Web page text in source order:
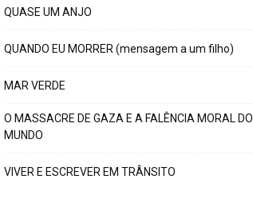
QUASE UM ANJO
QUANDO EU MORRER (mensagem a um filho)
MAR VERDE
O MASSACRE DE GAZA E A FALÊNCIA MORAL DO
MUNDO
VIVER E ESCREVER EM TRÂNSITO